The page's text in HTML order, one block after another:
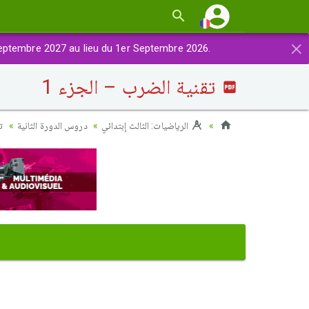
×
2027 au lieu du 1er Septembre 2026.
تقنية الضرب – الجزء 1
الرياضيات: الثالث إبتدائي دروس الدورة الثانية